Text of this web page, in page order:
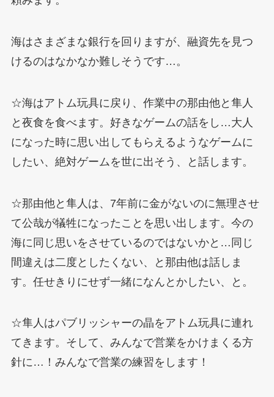
海はさまざまな銀行を回りますが、融資先を見つ
けるのはなかなか難しそうです…。
☆海はアトム玩具に戻り、作業中の那由他と隼人
と夜食を食べます。好きなゲームの話をし…大人
になった時に思い出してもらえるようなゲームに
したい、絶対ゲームを世に出そう、と話します。
☆那由他と隼人は、7年前に金がないのに無理させ
て公哉が犠牲になったことを思い出します。今の
海に同じ思いをさせているのではないかと…同じ
間違えは二度としたくない、と那由他は話しま
す。任せきりにせず一緒になんとかしたい、と。
☆隼人はパブリッシャーの晶をアトム玩具に連れ
てきます。そして、みんなで営業をかけまくる方
針に…！みんなで営業の練習をします！